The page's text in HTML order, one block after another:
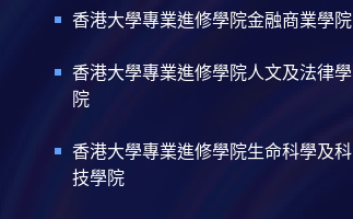
香港大學專業進修學院金融商業學院
香港大學專業進修學院人文及法律學
院
香港大學專業進修學院生命科學及科
技學院